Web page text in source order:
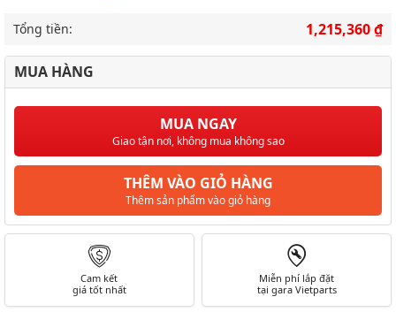
Tổng tiền: 1,215,360 ₫
MUA HÀNG
MUA NGAY
Giao tận nơi, không mua không sao
THÊM VÀO GIỎ HÀNG
Thêm sản phẩm vào giỏ hàng
Cam kết
giá tốt nhất
Miễn phí lắp đặt
tại gara Vietparts